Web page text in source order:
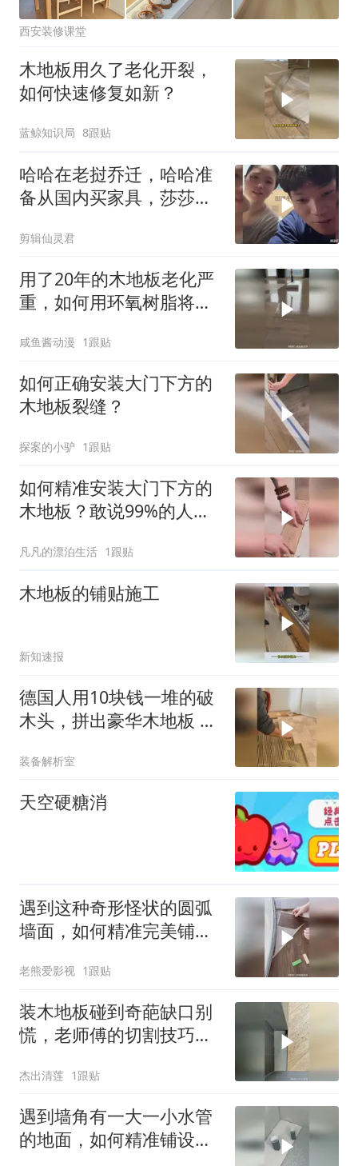
西安装修课堂
木地板用久了老化开裂，
如何快速修复如新？
蓝鲸知识局 8跟贴
哈哈在老挝乔迁，哈哈准
备从国内买家具，莎莎想
剪辑仙灵君
用了20年的木地板老化严
重，如何用环氧树脂将其
咸鱼酱动漫 1跟贴
如何正确安装大门下方的
木地板裂缝？
探案的小驴 1跟贴
如何精准安装大门下方的
木地板？敢说99%的人做
凡凡的漂泊生活 1跟贴
木地板的铺贴施工
新知速报
德国人用10块钱一堆的破
木头，拼出豪华木地板 #
装备解析室
天空硬糖消
遇到这种奇形怪状的圆弧
墙面，如何精准完美铺设
老熊爱影视 1跟贴
装木地板碰到奇葩缺口别
慌，老师傅的切割技巧太
杰出清莲 1跟贴
遇到墙角有一大一小水管
的地面，如何精准铺设木